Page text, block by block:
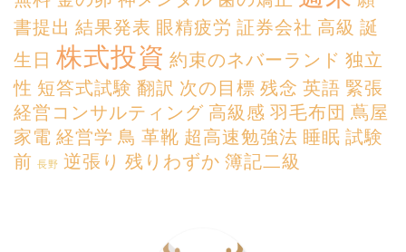
書提出 結果発表 眼精疲労 証券会社 高級 誕
生日 株式投資 約束のネバーランド 独立
性 短答式試験 翻訳 次の目標 残念 英語 緊張
経営コンサルティング 高級感 羽毛布団 蔦屋
家電 経営学 鳥 革靴 超高速勉強法 睡眠 試験
前 長野 逆張り 残りわずか 簿記二級